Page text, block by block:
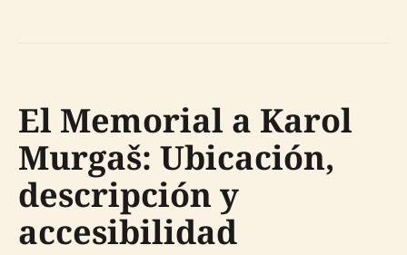
El Memorial a Karol
Murgaš: Ubicación,
descripción y
accesibilidad